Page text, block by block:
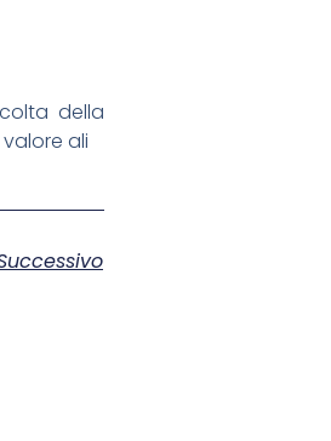
della
ali